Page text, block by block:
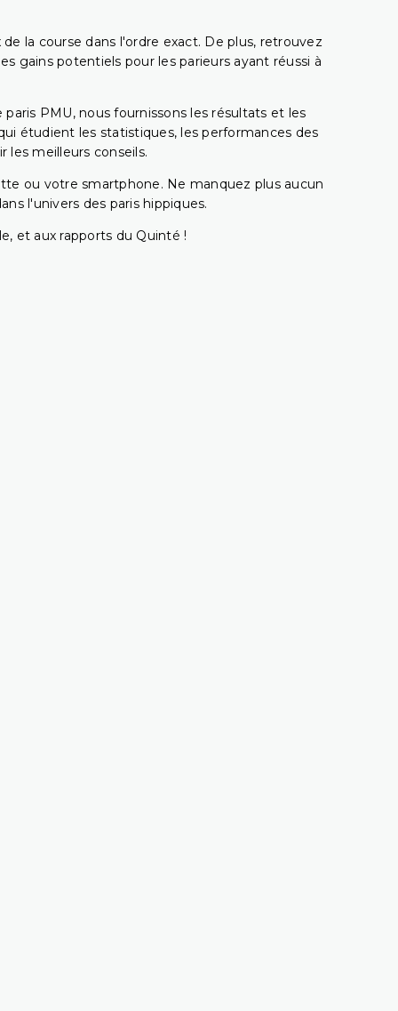
la course dans l'ordre exact. De plus, retrouvez
gains potentiels pour les parieurs ayant réussi à
PMU, nous fournissons les résultats et les
étudient les statistiques, les performances des
les meilleurs conseils.
ou votre smartphone. Ne manquez plus aucun
l'univers des paris hippiques.
et aux rapports du Quinté !